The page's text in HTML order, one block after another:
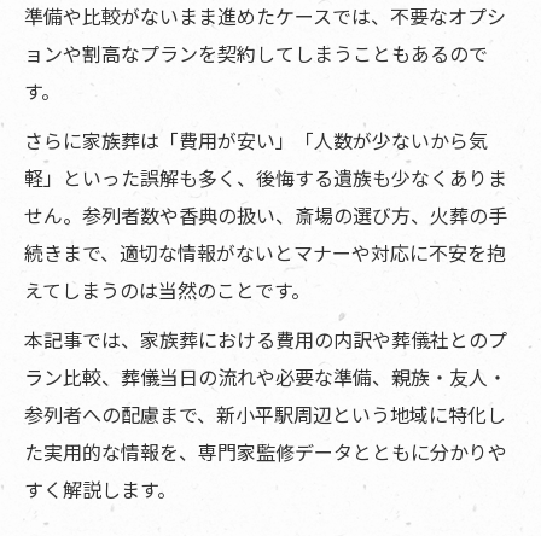
準備や比較がないまま進めたケースでは、不要なオプシ
ョンや割高なプランを契約してしまうこともあるので
す。
さらに家族葬は「費用が安い」「人数が少ないから気
軽」といった誤解も多く、後悔する遺族も少なくありま
せん。参列者数や香典の扱い、斎場の選び方、火葬の手
続きまで、適切な情報がないとマナーや対応に不安を抱
えてしまうのは当然のことです。
本記事では、家族葬における費用の内訳や葬儀社とのプ
ラン比較、葬儀当日の流れや必要な準備、親族・友人・
参列者への配慮まで、新小平駅周辺という地域に特化し
た実用的な情報を、専門家監修データとともに分かりや
すく解説します。